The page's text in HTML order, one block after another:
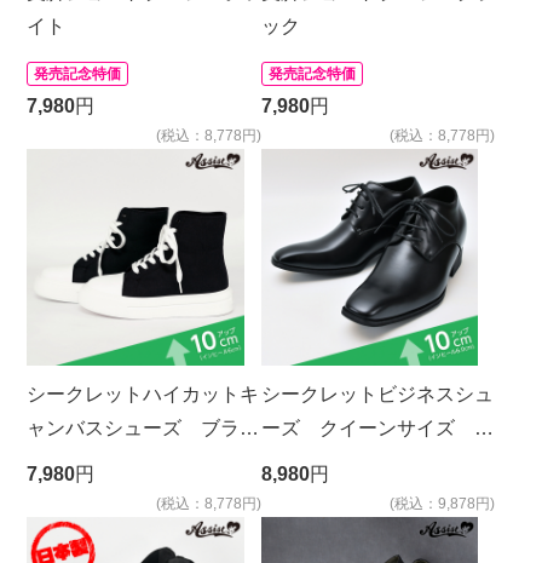
イト
発売記念特価
7,980円
(税込：8,778円)
ック
発売記念特価
7,980円
(税込：8,778円)
シークレットハイカットキ
ャンバスシューズ ブラッ
ク
7,980円
(税込：8,778円)
シークレットビジネスシュ
ーズ クイーンサイズ ブ
ラック
8,980円
(税込：9,878円)